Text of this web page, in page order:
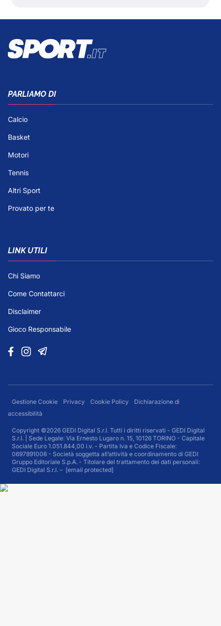
PARLIAMO DI
Calcio
Basket
Motori
Tennis
Altri Sport
Provato per te
LINK UTILI
Chi Siamo
Come Contattarci
Disclaimer
Gioco Responsabile
Gestione Cookie Privacy Cookie Policy
Dichiarazione di
accessibilità
Copyright ©2026 GEDI Digital S.r.l. Tutti i diritti riservati - GEDI Digital
S.r.l. | Sede Legale: Via Ernesto Lugaro n. 15, 10126 TORINO - Capitale
Sociale Euro 1.051.844,00 i.v. - Partita Iva e Codice Fiscale:
0697891006 - Società soggetta all’attività e coordinamento di GEDI
Gruppo Editoriale S.p.A. - Titolare del trattamento dei dati personali:
GEDI Digital S.r.l. – [email protected]